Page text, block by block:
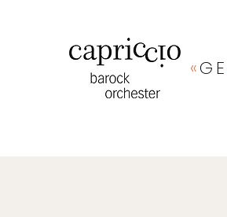
«GE